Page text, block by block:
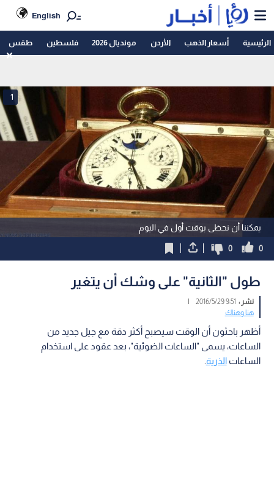
English
الرئيسية أسعار الذهب الأردن مونديال 2026 فلسطين طقس
يمكننا أن نحظى بوقت أول في اليوم
1
0
0
طول "الثانية" على وشك أن يتغير
نشر : 9:51 2016/5/29
|
هنا وهناك
أظهر باحثون أن الوقت سيصبح أكثر دقة مع جيل جديد من
الساعات، يسمى "الساعات الضوئية"، بعد عقود على استخدام
الساعاتالذرية